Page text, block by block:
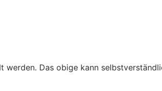
werden. Das obige kann